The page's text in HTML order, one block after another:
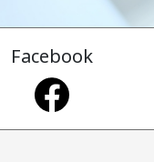
Facebook